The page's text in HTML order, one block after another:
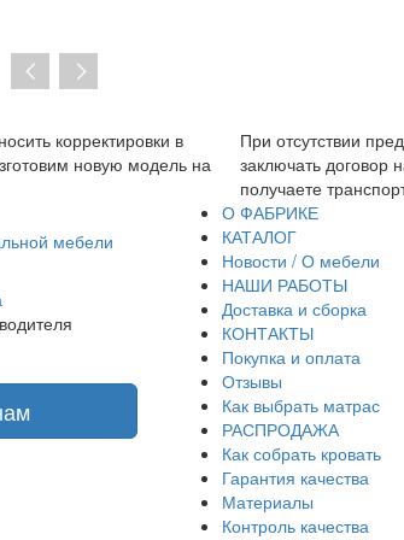
предоплаты нет необходимости
на изготовление. От курьера вы
накладную и товарный чек.
Мы
мебели
О ФАБРИКЕ
КАТАЛОГ
Новости / О мебели
НАШИ РАБОТЫ
Доставка и сборка
КОНТАКТЫ
Покупка и оплата
Отзывы
Как выбрать матрас
РАСПРОДАЖА
Как собрать кровать
Гарантия качества
Материалы
Контроль качества